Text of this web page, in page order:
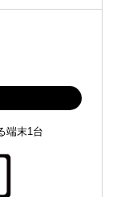
端末1台